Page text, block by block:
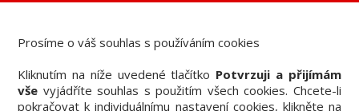
Knižní nabídka
Vzdělávací akce
Prosíme o váš souhlas s používáním cookies
Kliknutím na níže uvedené tlačítko Potvrzuji a přijímám
vše vyjádříte souhlas s použitím všech cookies. Chcete-li
pokračovat k individuálnímu nastavení cookies, klikněte na